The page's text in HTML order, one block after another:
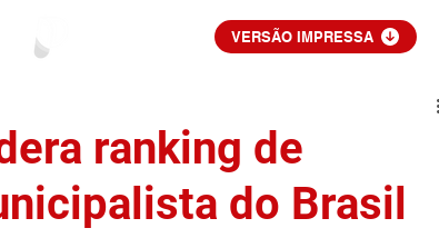
VERSÃO IMPRESSA
ranking de
do Brasil